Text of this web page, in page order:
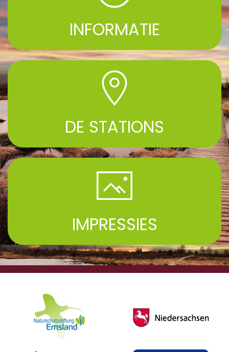
INFORMATIE
DE STATIONS
IMPRESSIES